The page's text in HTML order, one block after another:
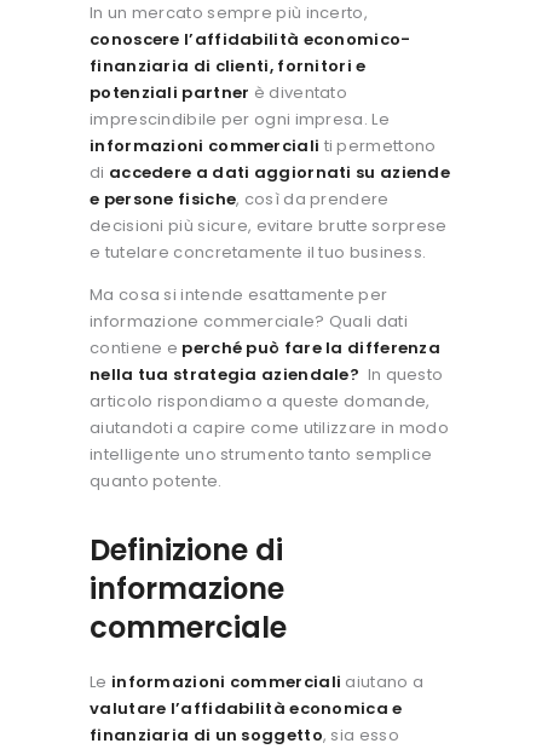
In un mercato sempre più incerto,
conoscere l’affidabilità economico-
finanziaria di clienti, fornitori e
potenziali partner è diventato
imprescindibile per ogni impresa. Le
informazioni commerciali ti permettono
di accedere a dati aggiornati su aziende
e persone fisiche, così da prendere
decisioni più sicure, evitare brutte sorprese
e tutelare concretamente il tuo business.
Ma cosa si intende esattamente per
informazione commerciale? Quali dati
contiene e perché può fare la differenza
nella tua strategia aziendale? In questo
articolo rispondiamo a queste domande,
aiutandoti a capire come utilizzare in modo
intelligente uno strumento tanto semplice
quanto potente.
Definizione di
informazione
commerciale
Le informazioni commerciali aiutano a
valutare l’affidabilità economica e
finanziaria di un soggetto, sia esso